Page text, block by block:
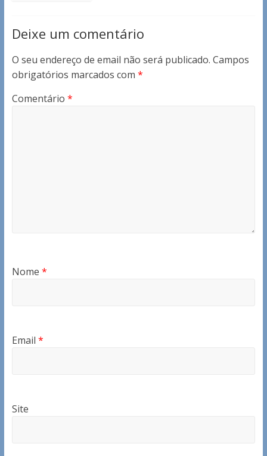
Deixe um comentário
O seu endereço de email não será publicado. Campos
obrigatórios marcados com *
Comentário *
Nome *
Email *
Site